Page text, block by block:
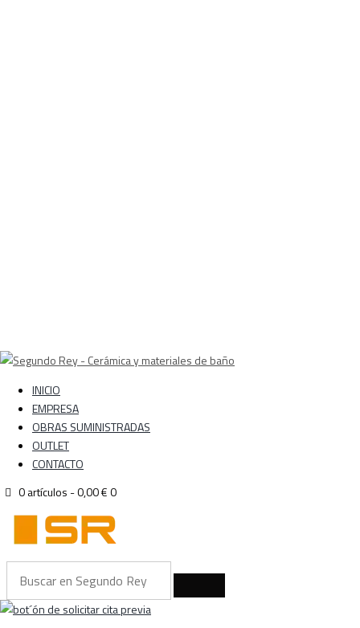
INICIO
EMPRESA
OBRAS SUMINISTRADAS
OUTLET
CONTACTO
0 artículos -0,00 €0